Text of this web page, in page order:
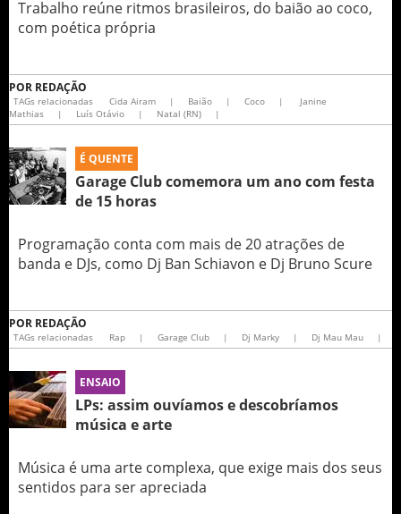
Trabalho reúne ritmos brasileiros, do baião ao coco,
com poética própria
POR REDAÇÃO
TAGs relacionadas Cida Airam | Baião | Coco |
Janine
Mathias
| Luís Otávio | Natal (RN) |
É QUENTE
Garage Club comemora um ano com festa
de 15 horas
Programação conta com mais de 20 atrações de
banda e DJs, como Dj Ban Schiavon e Dj Bruno Scure
POR REDAÇÃO
TAGs relacionadas Rap | Garage Club | Dj Marky | Dj Mau Mau |
ENSAIO
LPs: assim ouvíamos e descobríamos
música e arte
Música é uma arte complexa, que exige mais dos seus
sentidos para ser apreciada